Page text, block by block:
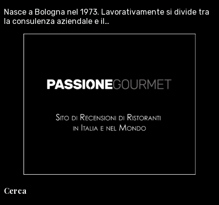
Nasce a Bologna nel 1973. Lavorativamente si divide tra
la consulenza aziendale e il…
Cerca